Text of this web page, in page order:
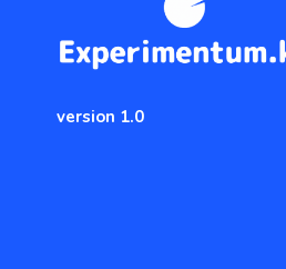
version 1.0